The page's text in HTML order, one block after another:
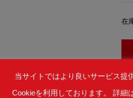
在
当サイトではより良いサービス提
Cookieを利用しております。 詳細